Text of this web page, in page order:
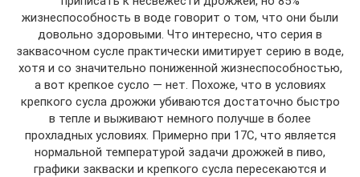
жизнеспособность в воде говорит о том, что они были
довольно здоровыми. Что интересно, что серия в
заквасочном сусле практически имитирует серию в воде,
хотя и со значительно пониженной жизнеспособностью,
а вот крепкое сусло — нет. Похоже, что в условиях
крепкого сусла дрожжи убиваются достаточно быстро
в тепле и выживают немного получше в более
прохладных условиях. Примерно при 17С, что является
нормальной температурой задачи дрожжей в пиво,
графики закваски и крепкого сусла пересекаются и